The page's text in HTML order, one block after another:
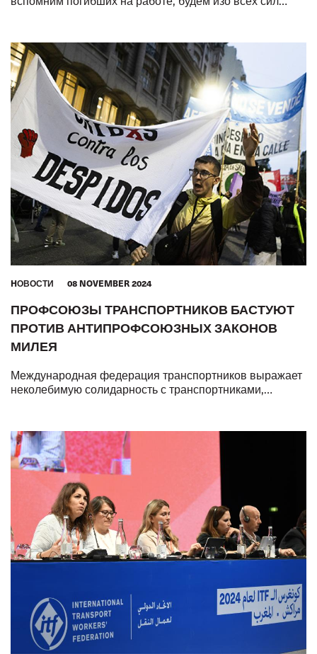
HОВОСТИ 08 NOVEMBER 2024
ПРОФСОЮЗЫ ТРАНСПОРТНИКОВ БАСТУЮТ
ПРОТИВ АНТИПРОФСОЮЗНЫХ ЗАКОНОВ
МИЛЕЯ
Международная федерация транспортников выражает
неколебимую солидарность с транспортниками,